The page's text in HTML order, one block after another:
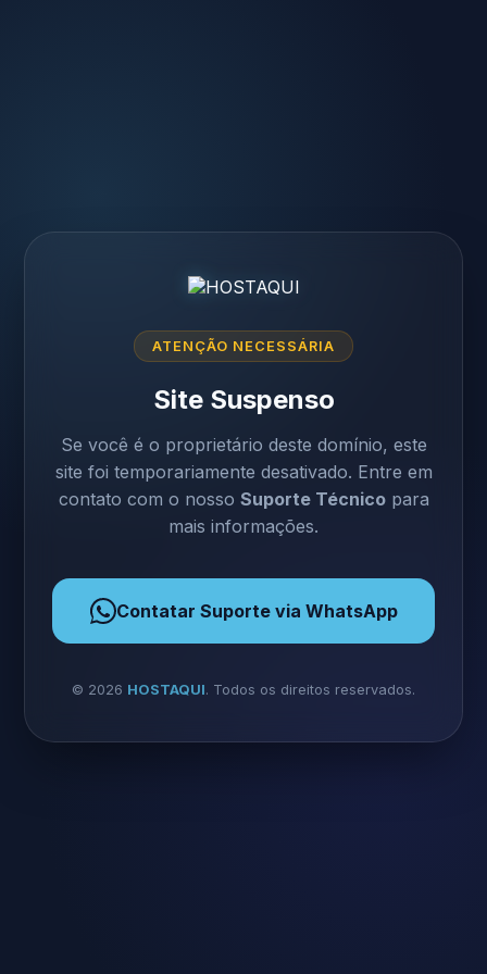
ATENÇÃO NECESSÁRIA
Site Suspenso
Se você é o proprietário deste domínio, este
site foi temporariamente desativado. Entre em
contato com o nosso Suporte Técnicopara
mais informações.
Contatar Suporte via WhatsApp
© 2026 HOSTAQUI. Todos os direitos reservados.